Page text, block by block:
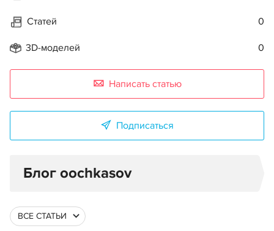
Статей 0
3D-моделей 0
Написать статью
Подписаться
Блог oochkasov
ВСЕ СТАТЬИ